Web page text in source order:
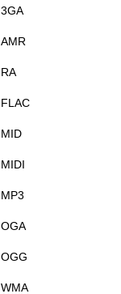
3GA
AMR
RA
FLAC
MID
MIDI
MP3
OGA
OGG
WMA